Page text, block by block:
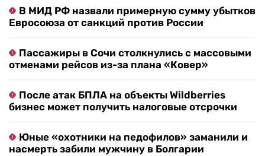
В МИД РФ назвали примерную сумму убытков
Евросоюза от санкций против России
Пассажиры в Сочи столкнулись с массовыми
отменами рейсов из-за плана «Ковер»
После атак БПЛА на объекты Wildberries
бизнес может получить налоговые отсрочки
Юные «охотники на педофилов» заманили и
насмерть забили мужчину в Болгарии